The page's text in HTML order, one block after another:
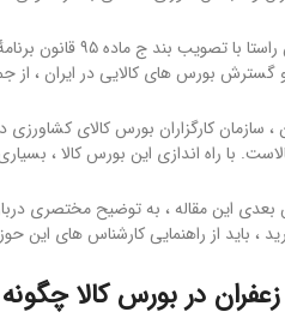
در همین راستا
بورس های کالایی در ایران ، از
با راه اندازی این بورس کالا ،
این مقاله ، به توضیح مختصری
، باید از راهنمایی کارشناس های این
در بورس کالا